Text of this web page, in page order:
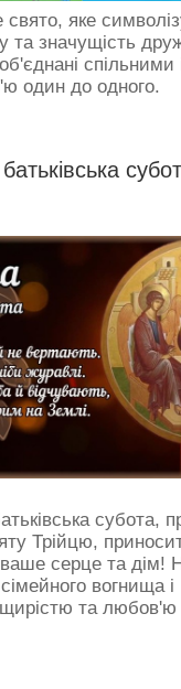
яке
та значущість
спільними
один до одного.
субота,
Трійцю,
серце та дім!
вогнища і
та любов'ю